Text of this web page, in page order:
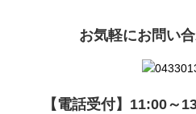
お気軽にお問い
【電話受付】11:00～